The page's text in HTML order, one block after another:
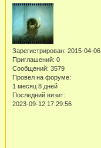
Зарегистрирован: 2015-04-06
Приглашений: 0
Сообщений: 3579
Провел на форуме:
1 месяц 8 дней
Последний визит:
2023-09-12 17:29:56